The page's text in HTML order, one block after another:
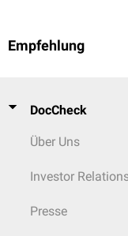
Empfehlung
DocCheck
Über Uns
Investor
Presse